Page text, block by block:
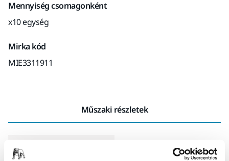
Mennyiség csomagonként
x10 egység
Mirka kód
MIE3311911
Műszaki részletek
Hossz